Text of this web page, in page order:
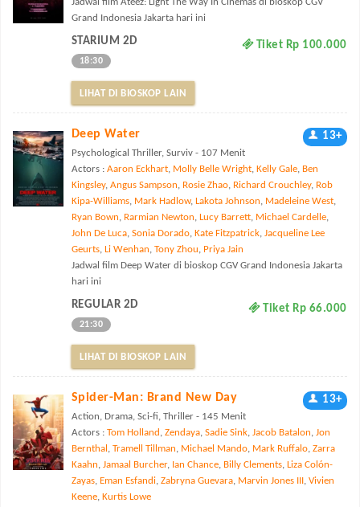
Grand Indonesia Jakarta hari ini
STARIUM 2D Tiket Rp 100.000
18:30
LIHAT DI BIOSKOP LAIN
Deep Water 13+
Psychological Thriller, Surviv - 107 Menit
Actors : Aaron Eckhart, Molly Belle Wright, Kelly Gale, Ben
Kingsley, Angus Sampson, Rosie Zhao, Richard Crouchley, Rob
Kipa-Williams, Mark Hadlow, Lakota Johnson, Madeleine West,
Ryan Bown, Rarmian Newton, Lucy Barrett, Michael Cardelle,
John De Luca, Sonia Dorado, Kate Fitzpatrick, Jacqueline Lee
Geurts, Li Wenhan, Tony Zhou, Priya Jain
Jadwal film Deep Water di bioskop CGV Grand Indonesia Jakarta
hari ini
REGULAR 2D Tiket Rp 66.000
21:30
LIHAT DI BIOSKOP LAIN
Spider-Man: Brand New Day 13+
Action, Drama, Sci-fi, Thriller - 145 Menit
Actors : Tom Holland , Zendaya, Sadie Sink, Jacob Batalon, Jon
Bernthal , Tramell Tillman, Michael Mando, Mark Ruffalo, Zarra
Kaahn, Jamaal Burcher, Ian Chance, Billy Clements, Liza Colón-
Zayas, Eman Esfandi, Zabryna Guevara, Marvin Jones III, Vivien
Keene, Kurtis Lowe